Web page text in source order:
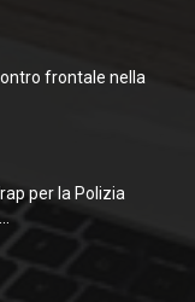
frontale nella
per la Polizia